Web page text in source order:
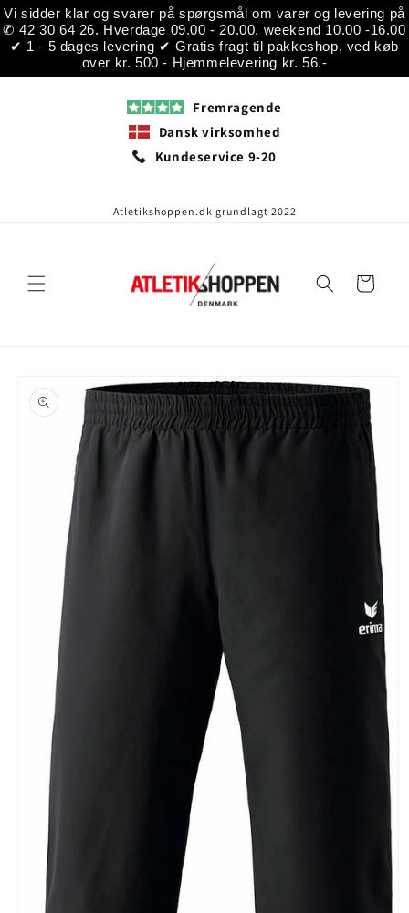
Vi sidder klar og svarer på spørgsmål om varer og levering på
✆ 42 30 64 26. Hverdage 09.00 - 20.00, weekend 10.00 -16.00
✔ 1 - 5 dages levering ✔ Gratis fragt til pakkeshop, ved køb
over kr. 500 - Hjemmelevering kr. 56.-
Gå til
indhold
Fremragende
Dansk virksomhed
Kundeservice 9-20
Atletikshoppen.dk grundlagt 2022
Indkøbskurv